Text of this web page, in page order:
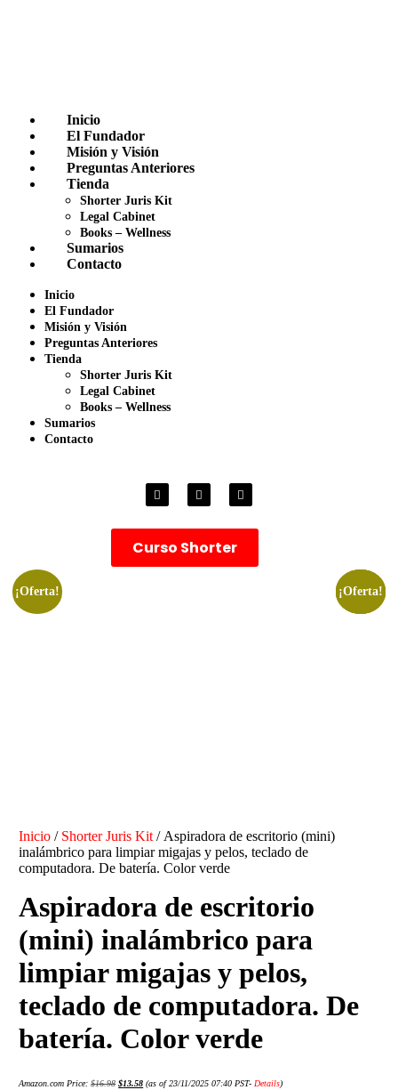
Inicio
El Fundador
Misión y Visión
Preguntas Anteriores
Tienda
Shorter Juris Kit
Legal Cabinet
Books – Wellness
Sumarios
Contacto
Inicio
El Fundador
Misión y Visión
Preguntas Anteriores
Tienda
Shorter Juris Kit
Legal Cabinet
Books – Wellness
Sumarios
Contacto
Curso Shorter
¡Oferta!
Inicio / Shorter Juris Kit / Aspiradora de escritorio (mini)
inalámbrico para limpiar migajas y pelos, teclado de
computadora. De batería. Color verde
Aspiradora de escritorio
(mini) inalámbrico para
limpiar migajas y pelos,
teclado de computadora. De
batería. Color verde
Amazon.com Price:$16.98 $13.58 (as of 23/11/2025 07:40 PST-Details)
¡Oferta!
¡Oferta!
¡Oferta!